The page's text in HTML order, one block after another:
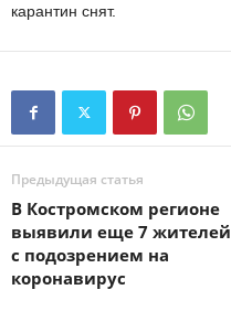
карантин снят.
Предыдущая статья
В Костромском регионе
выявили еще 7 жителей
с подозрением на
коронавирус